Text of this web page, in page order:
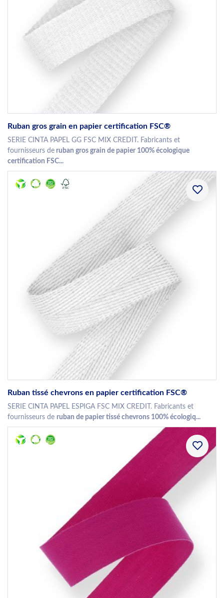
Ruban gros grain en papier certification FSC®
SERIE CINTA PAPEL GG FSC MIX CREDIT. Fabricants et
fournisseurs de ruban gros grain de papier 100% écologique
certification FSC...
Ruban tissé chevrons en papier certification FSC®
SERIE CINTA PAPEL ESPIGA FSC MIX CREDIT. Fabricants et
fournisseurs de ruban de papier tissé chevrons 100% écologiq...